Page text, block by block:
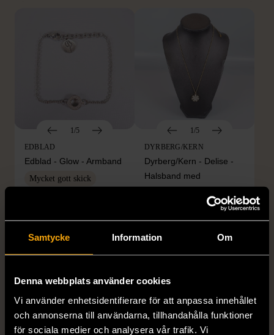
Samtycke Information Om
Denna webbplats använder cookies
Vi använder enhetsidentifierare för att anpassa innehållet
och annonserna till användarna, tillhandahålla funktioner
för sociala medier och analysera vår trafik. Vi
1/5
EDBLAD
Edblad - Glow - Armband
Mycket gott skick
1/5
DYRBERG/KERN
Dyrberg/Kern - Delise -
Halsband med
Mycket gott skick
249 kr